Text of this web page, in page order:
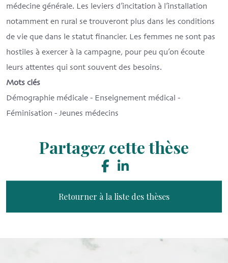
médecine générale. Les leviers d’incitation à l’installation
notamment en rural se trouveront plus dans les conditions
de vie que dans le statut financier. Les femmes ne sont pas
hostiles à exercer à la campagne, pour peu qu’on écoute
leurs attentes qui sont souvent des besoins.
Mots clés
Démographie médicale - Enseignement médical -
Féminisation - Jeunes médecins
Partagez cette thèse
Retourner à la liste des thèses